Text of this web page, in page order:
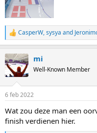
R
e
c
t
i
n
s
CasperW,sysya and
mi
Well-Known Member
6 feb 2022
Wat zou deze man een
finish verdienen hier.